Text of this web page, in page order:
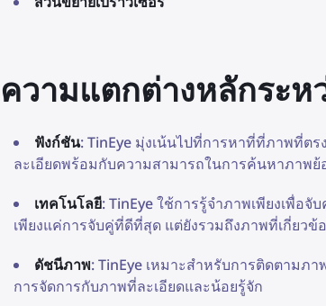
ความแตกต่างหลักระห
ฟังก์ชัน: TinEye มุ่งเน้นไปที่การหาที่ที่ภาพที่
ละเอียดพร้อมกับความสามารถในการค้นหาภาพย้
เทคโนโลยี: TinEye ใช้การรู้จำภาพเพียงเพื่อ
เพียงแค่การจับคู่ที่ดีที่สุด แต่ยังรวมถึงภาพที่เกี่ยวข้
ดัชนีภาพ: TinEye เหมาะสำหรับการติดตามภ
การจัดการกับภาพที่ละเอียดและน้อยรู้จัก